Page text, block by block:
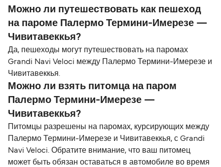
Можно ли путешествовать как пешеход
на пароме Палермо Термини-Имерезе —
Чивитавеккья?
Да, пешеходы могут путешествовать на паромах
Grandi Navi Veloci между Палермо Термини-Имерезе и
Чивитавеккья.
Можно ли взять питомца на паром
Палермо Термини-Имерезе —
Чивитавеккья?
Питомцы разрешены на паромах, курсирующих между
Палермо Термини-Имерезе и Чивитавеккья, с Grandi
Navi Veloci. Обратите внимание, что ваш питомец
может быть обязан оставаться в автомобиле во время